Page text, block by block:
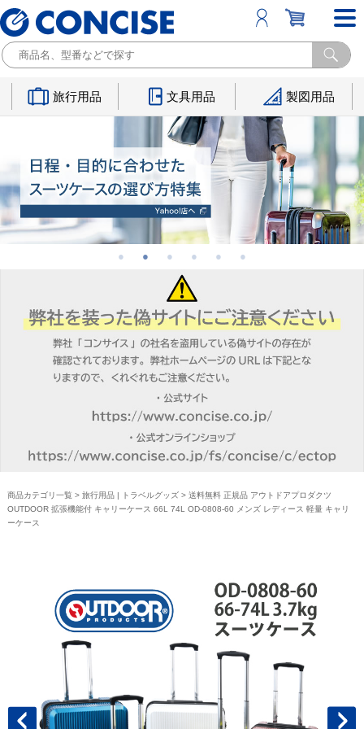
旅行用品 文具用品 製図用品
商品カテゴリ一覧 > 旅行用品 | トラベルグッズ> 送料無料 正規品 アウトドアプロダクツ
OUTDOOR 拡張機能付 キャリーケース 66L 74L OD-0808-60 メンズ レディース 軽量 キャリ
ーケース